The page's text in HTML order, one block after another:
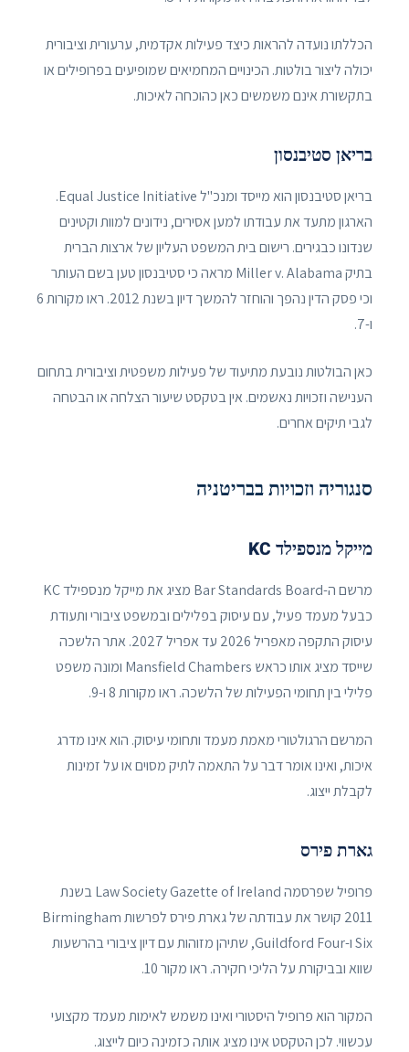
הכללתו נועדה להראות כיצד פעילות אקדמית, ערעורית וציבורית
יכולה ליצור בולטות. הכינויים המחמיאים שמופיעים בפרופילים או
בתקשורת אינם משמשים כאן כהוכחה לאיכות.
בריאן סטיבנסון
בריאן סטיבנסון הוא מייסד ומנכ"ל Equal Justice Initiative.
הארגון מתעד את עבודתו למען אסירים, נידונים למוות וקטינים
שנדונו כבגירים. רישום בית המשפט העליון של ארצות הברית
בתיק Miller v. Alabama מראה כי סטיבנסון טען בשם העותר
וכי פסק הדין נהפך והוחזר להמשך דיון בשנת 2012. ראו מקורות 6
ו-7.
כאן הבולטות נובעת מתיעוד של פעילות משפטית וציבורית בתחום
הענישה וזכויות נאשמים. אין בטקסט שיעור הצלחה או הבטחה
לגבי תיקים אחרים.
סנגוריה וזכויות בבריטניה
מייקל מנספילד KC
מרשם ה-Bar Standards Board מציג את מייקל מנספילד KC
כבעל מעמד פעיל, עם עיסוק בפלילים ובמשפט ציבורי ותעודת
עיסוק התקפה מאפריל 2026 עד אפריל 2027. אתר הלשכה
שייסד מציג אותו כראש Mansfield Chambers ומונה משפט
פלילי בין תחומי הפעילות של הלשכה. ראו מקורות 8 ו-9.
המרשם הרגולטורי מאמת מעמד ותחומי עיסוק. הוא אינו מדרג
איכות, ואינו אומר דבר על התאמה לתיק מסוים או על זמינות
לקבלת ייצוג.
גארת פירס
פרופיל שפרסמה Law Society Gazette of Ireland בשנת
2011 קושר את עבודתה של גארת פירס לפרשות Birmingham
Six ו-Guildford Four, שתיהן מזוהות עם דיון ציבורי בהרשעות
שווא ובביקורת על הליכי חקירה. ראו מקור 10.
המקור הוא פרופיל היסטורי ואינו משמש לאימות מעמד מקצועי
עכשווי. לכן הטקסט אינו מציג אותה כזמינה כיום לייצוג.